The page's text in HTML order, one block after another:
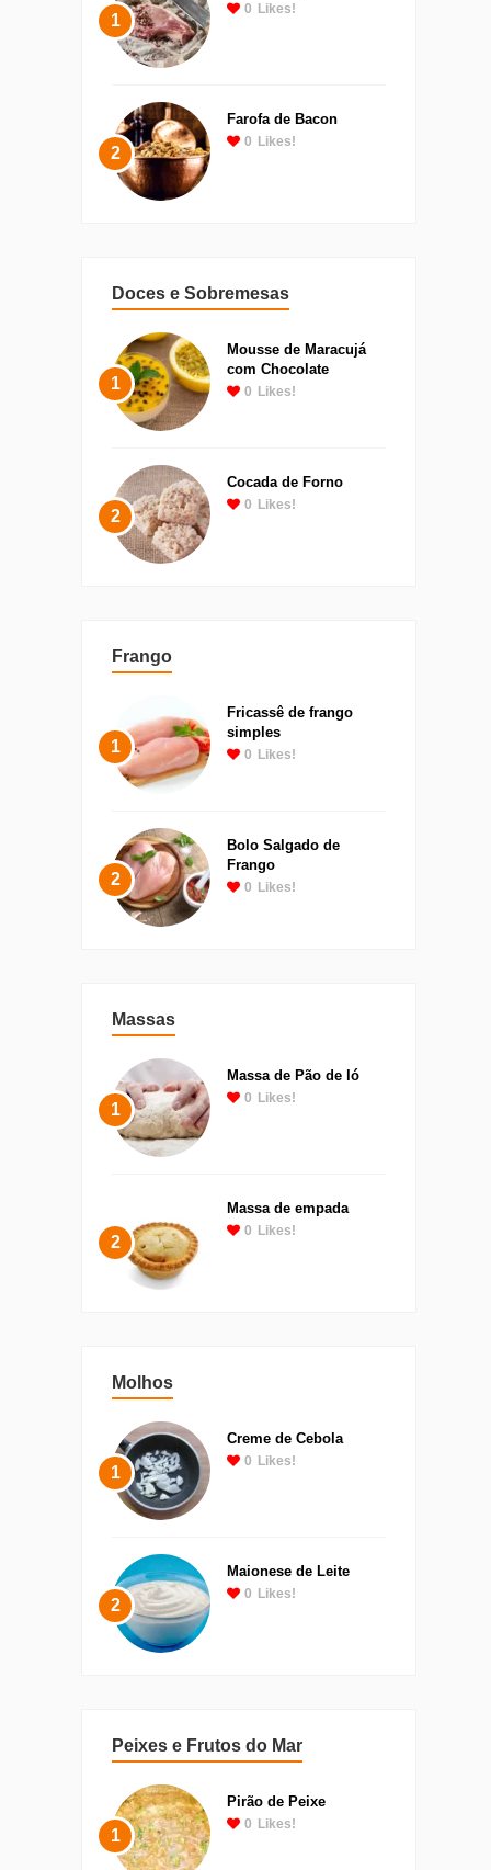
1
0 Likes!
2
Farofa de Bacon
0 Likes!
Doces e Sobremesas
1
Mousse de Maracujá
com Chocolate
0 Likes!
2
Cocada de Forno
0 Likes!
Frango
1
Fricassê de frango
simples
0 Likes!
2
Bolo Salgado de
Frango
0 Likes!
Massas
1
Massa de Pão de ló
0 Likes!
2
Massa de empada
0 Likes!
Molhos
1
Creme de Cebola
0 Likes!
2
Maionese de Leite
0 Likes!
Peixes e Frutos do Mar
1
Pirão de Peixe
0 Likes!